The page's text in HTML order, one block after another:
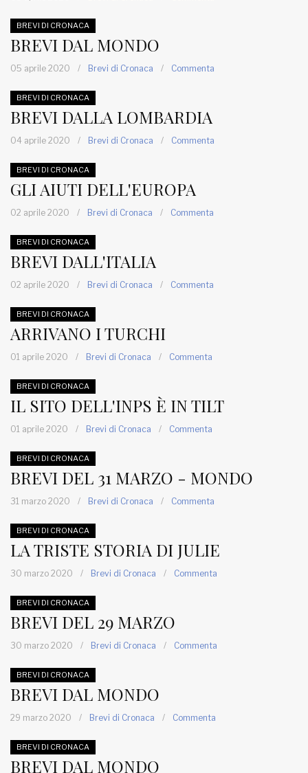
BREVI DI CRONACA
BREVI DAL MONDO
05 aprile 2020 / Brevi di Cronaca / Commenta
BREVI DI CRONACA
BREVI DALLA LOMBARDIA
04 aprile 2020 / Brevi di Cronaca / Commenta
BREVI DI CRONACA
GLI AIUTI DELL'EUROPA
02 aprile 2020 / Brevi di Cronaca / Commenta
BREVI DI CRONACA
BREVI DALL'ITALIA
02 aprile 2020 / Brevi di Cronaca / Commenta
BREVI DI CRONACA
ARRIVANO I TURCHI
01 aprile 2020 / Brevi di Cronaca / Commenta
BREVI DI CRONACA
IL SITO DELL'INPS È IN TILT
01 aprile 2020 / Brevi di Cronaca / Commenta
BREVI DI CRONACA
BREVI DEL 31 MARZO - MONDO
31 marzo 2020 / Brevi di Cronaca / Commenta
BREVI DI CRONACA
LA TRISTE STORIA DI JULIE
30 marzo 2020 / Brevi di Cronaca / Commenta
BREVI DI CRONACA
BREVI DEL 29 MARZO
30 marzo 2020 / Brevi di Cronaca / Commenta
BREVI DI CRONACA
BREVI DAL MONDO
29 marzo 2020 / Brevi di Cronaca / Commenta
BREVI DI CRONACA
BREVI DAL MONDO